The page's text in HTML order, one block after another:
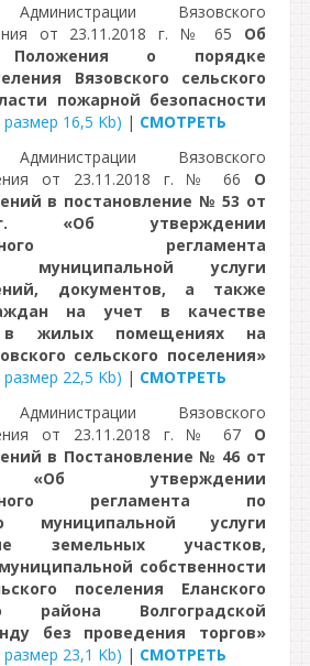
Администрации Вязовского
от 23.11.2018 г. № 65 Об
Положения о порядке
Вязовского сельского
пожарной безопасности
размер 16,5 Kb) | СМОТРЕТЬ
Администрации Вязовского
от 23.11.2018 г. № 66 О
в постановление № 53 от
г. «Об утверждении
регламента
муниципальной услуги
документов, а также
на учет в качестве
в жилых помещениях на
сельского поселения»
размер 22,5 Kb) | СМОТРЕТЬ
Администрации Вязовского
от 23.11.2018 г. № 67 О
в Постановление № 46 от
«Об утверждении
регламента по
муниципальной услуги
земельных участков,
собственности
поселения Еланского
района Волгоградской
без проведения торгов»
размер 23,1 Kb) | СМОТРЕТЬ